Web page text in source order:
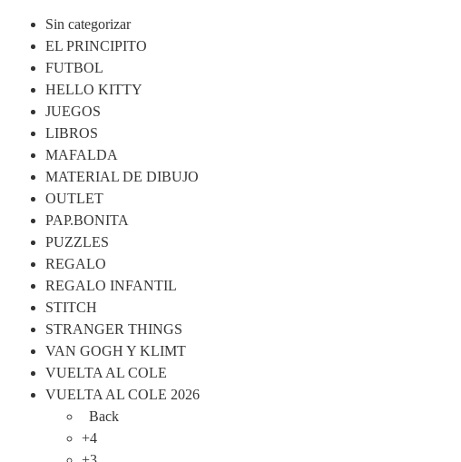
Sin categorizar
EL PRINCIPITO
FUTBOL
HELLO KITTY
JUEGOS
LIBROS
MAFALDA
MATERIAL DE DIBUJO
OUTLET
PAP.BONITA
PUZZLES
REGALO
REGALO INFANTIL
STITCH
STRANGER THINGS
VAN GOGH Y KLIMT
VUELTA AL COLE
VUELTA AL COLE 2026
Back
+4